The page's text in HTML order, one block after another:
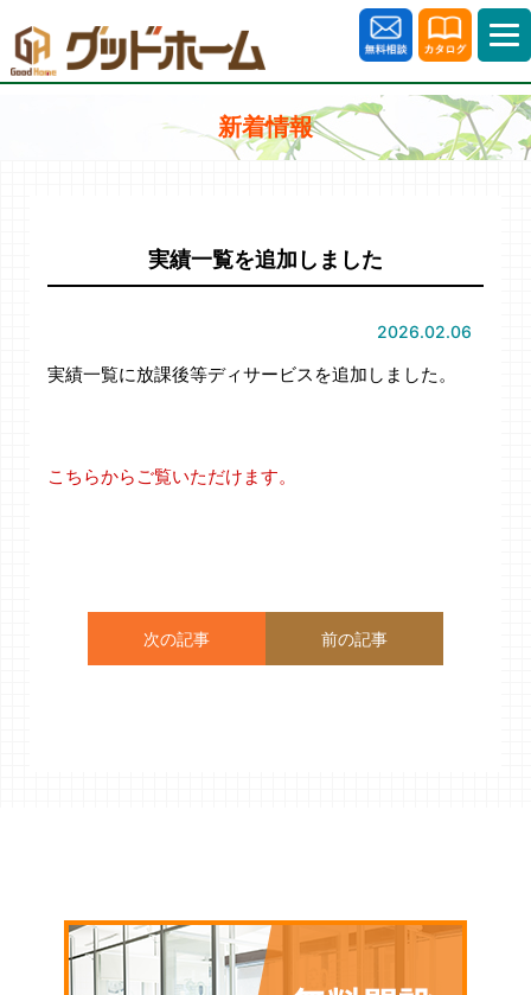
新着情報
実績一覧を追加しました
2026.02.06
実績一覧に放課後等ディサービスを追加しました。
こちらからご覧いただけます。
次の記事 前の記事